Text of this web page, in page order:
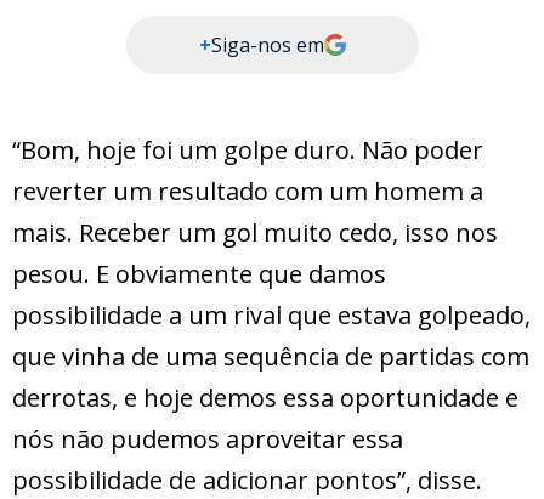
+Siga-nos em
“Bom, hoje foi um golpe duro. Não poder
reverter um resultado com um homem a
mais. Receber um gol muito cedo, isso nos
pesou. E obviamente que damos
possibilidade a um rival que estava golpeado,
que vinha de uma sequência de partidas com
derrotas, e hoje demos essa oportunidade e
nós não pudemos aproveitar essa
possibilidade de adicionar pontos”, disse.